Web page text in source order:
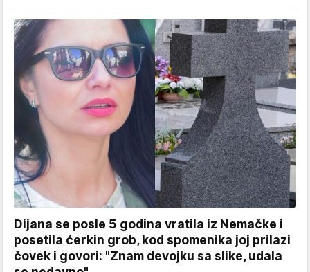
Dijana se posle 5 godina vratila iz Nemačke i
posetila ćerkin grob, kod spomenika joj prilazi
čovek i govori: "Znam devojku sa slike, udala